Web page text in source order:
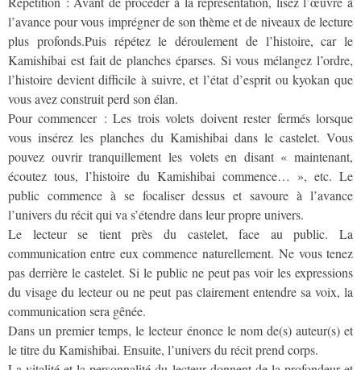
l’avance pour vous imprégner de son thème et de niveaux de lecture
plus profonds.Puis répétez le déroulement de l’histoire, car le
Kamishibai est fait de planches éparses. Si vous mélangez l’ordre,
l’histoire devient difficile à suivre, et l’état d’esprit ou kyokan que
vous avez construit perd son élan.
Pour commencer : Les trois volets doivent rester fermés lorsque
vous insérez les planches du Kamishibai dans le castelet. Vous
pouvez ouvrir tranquillement les volets en disant « maintenant,
écoutez tous, l’histoire du Kamishibai commence… », etc. Le
public commence à se focaliser dessus et savoure à l’avance
l’univers du récit qui va s’étendre dans leur propre univers.
Le lecteur se tient près du castelet, face au public. La
communication entre eux commence naturellement. Ne vous tenez
pas derrière le castelet. Si le public ne peut pas voir les expressions
du visage du lecteur ou ne peut pas clairement entendre sa voix, la
communication sera gênée.
Dans un premier temps, le lecteur énonce le nom de(s) auteur(s) et
le titre du Kamishibai. Ensuite, l’univers du récit prend corps.